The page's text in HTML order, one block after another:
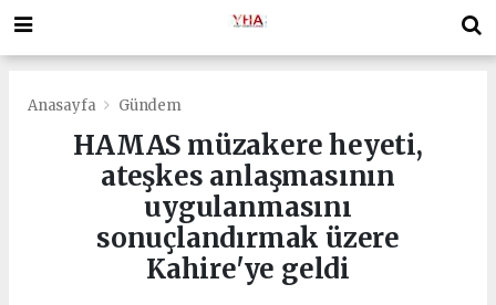
Anasayfa Gündem
HAMAS müzakere heyeti,
ateşkes anlaşmasının
uygulanmasını
sonuçlandırmak üzere
Kahire'ye geldi